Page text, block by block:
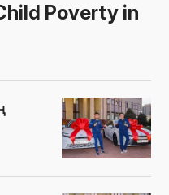
Poverty in